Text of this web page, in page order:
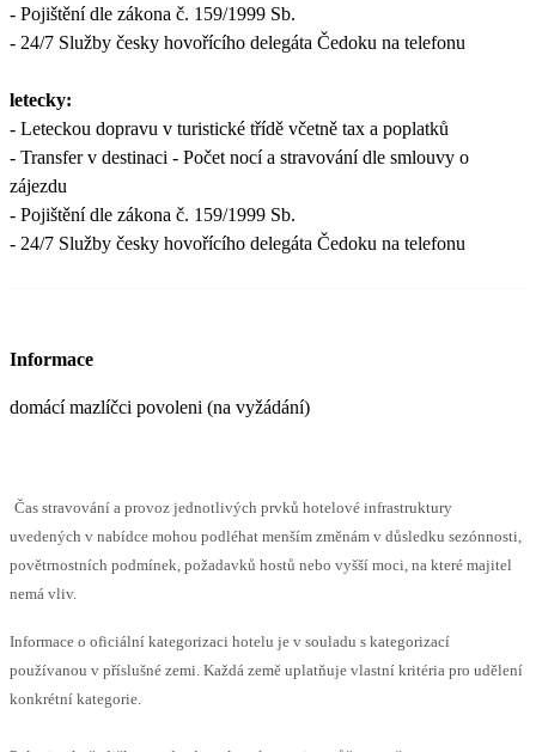
- Pojištění dle zákona č. 159/1999 Sb.
- 24/7 Služby česky hovořícího delegáta Čedoku na telefonu
letecky:
- Leteckou dopravu v turistické třídě včetně tax a poplatků
- Transfer v destinaci - Počet nocí a stravování dle smlouvy o
zájezdu
- Pojištění dle zákona č. 159/1999 Sb.
- 24/7 Služby česky hovořícího delegáta Čedoku na telefonu
Informace
domácí mazlíčci povoleni (na vyžádání)
Čas stravování a provoz jednotlivých prvků hotelové infrastruktury
uvedených v nabídce mohou podléhat menším změnám v důsledku sezónnosti,
povětrnostních podmínek, požadavků hostů nebo vyšší moci, na které majitel
nemá vliv.
Informace o oficiální kategorizaci hotelu je v souladu s kategorizací
používanou v příslušné zemi. Každá země uplatňuje vlastní kritéria pro udělení
konkrétní kategorie.